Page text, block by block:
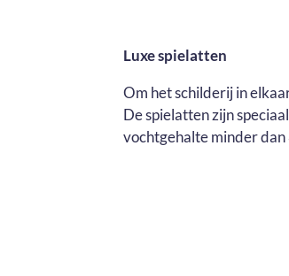
Luxe spielatten
Om het schilderij in
De spielatten zijn
vochtgehalte minder dan